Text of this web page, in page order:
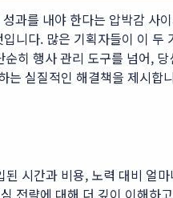
과를 내야 한다는 압박감 사
니다. 많은 기획자들이 이 두
순히 행사 관리 도구를 넘어,
는 실질적인 해결책을 제시합
시간과 비용, 노력 대비 얼
전략에 대해 더 깊이 이해하